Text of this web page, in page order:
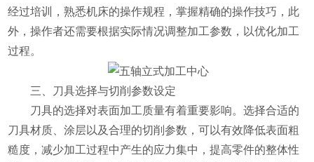
经过培训，熟悉机床的操作规程，掌握精确的操作技巧，此
外，操作者还需要根据实际情况调整加工参数，以优化加工
过程。
三、刀具选择与切削参数设定
刀具的选择对表面加工质量有着重要影响。选择合适的
刀具材质、涂层以及合理的切削参数，可以有效降低表面粗
糙度，减少加工过程中产生的应力集中，提高零件的整体性